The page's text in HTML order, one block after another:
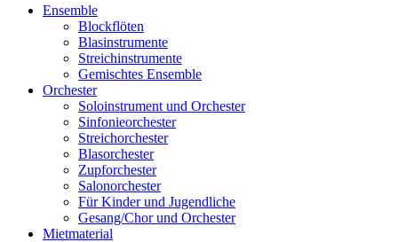
Ensemble
Blockflöten
Blasinstrumente
Streichinstrumente
Gemischtes Ensemble
Orchester
Soloinstrument und Orchester
Sinfonieorchester
Streichorchester
Blasorchester
Zupforchester
Salonorchester
Für Kinder und Jugendliche
Gesang/Chor und Orchester
Mietmaterial